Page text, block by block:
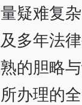
疑难复
多年法
的胆略
办理的